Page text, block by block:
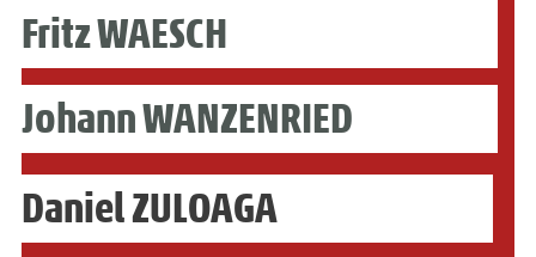
Fritz WAESCH
Johann WANZENRIED
Daniel ZULOAGA